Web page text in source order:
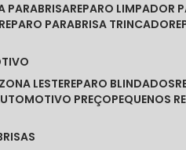
PARABRISA REPARO LIMPADOR
REPARO PARABRISA TRINCADO
LESTE REPARO BLINDADOS
PREÇO PEQUENOS